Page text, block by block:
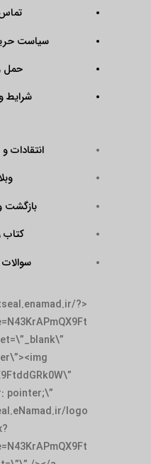
تماس
سیاست
حمل
شرایط
انتقادات
بازگشت
کتاب
سوالات
?
pointer;\”
logo